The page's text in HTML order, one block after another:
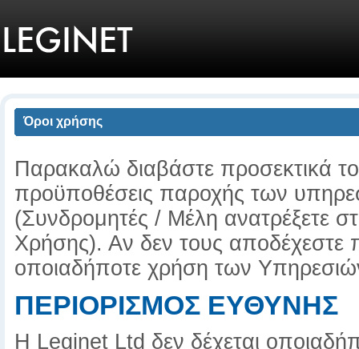
Όροι χρήσης
Παρακαλώ διαβάστε προσεκτικά
προϋποθέσεις παροχής των
(Συνδρομητές / Μέλη ανατρέξετε
Χρήσης). Αν δεν τους
οποιαδήποτε χρήση των
ΠΕΡΙΟΡΙΣΜΟΣ ΕΥΘΥΝΗΣ
Η Leginet Ltd δεν δέχεται